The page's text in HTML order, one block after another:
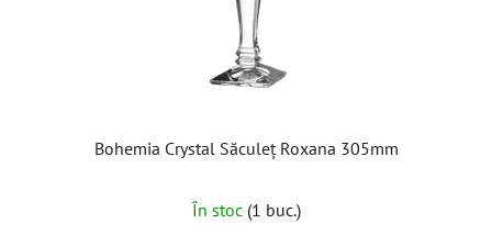
Bohemia Crystal Săculeț Roxana 305mm
În stoc (1 buc.)